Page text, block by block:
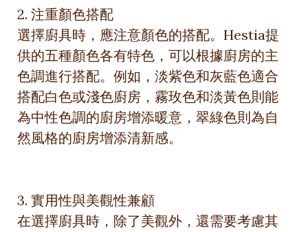
2. 注重顏色搭配
選擇廚具時，應注意顏色的搭配。Hestia提
供的五種顏色各有特色，可以根據廚房的主
色調進行搭配。例如，淡紫色和灰藍色適合
搭配白色或淺色廚房，霧玫色和淡黃色則能
為中性色調的廚房增添暖意，翠綠色則為自
然風格的廚房增添清新感。
3. 實用性與美觀性兼顧
在選擇廚具時，除了美觀外，還需要考慮其